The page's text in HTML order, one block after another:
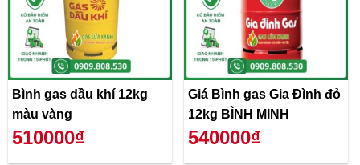
Bình gas dầu khí 12kg
màu vàng
510000₫
Giá Bình gas Gia Đình đỏ
12kg BÌNH MINH
540000₫